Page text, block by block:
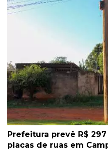
Prefeitura prevê R$
placas de ruas em